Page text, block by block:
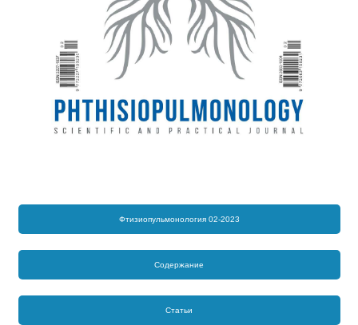
Фтизиопульмонология 02-2023
Содержание
Статьи